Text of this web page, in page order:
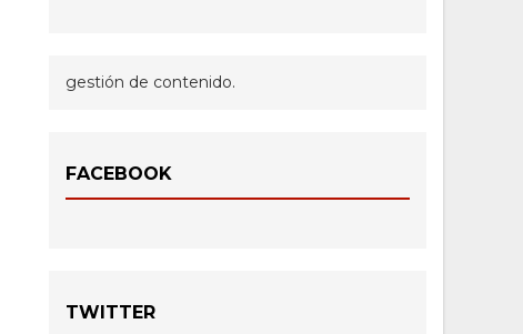
gestión de contenido.
FACEBOOK
TWITTER